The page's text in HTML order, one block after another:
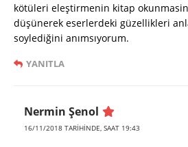
kötüleri eleştirmenin kitap
düşünerek eserlerdeki güzellikleri
soylediğini anımsıyorum.
YANITLA
Nermin Şenol
16/11/2018 TARIHINDE, SAAT 19:43